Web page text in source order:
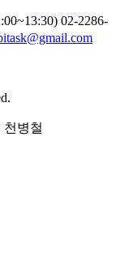
02-2286-
천병철